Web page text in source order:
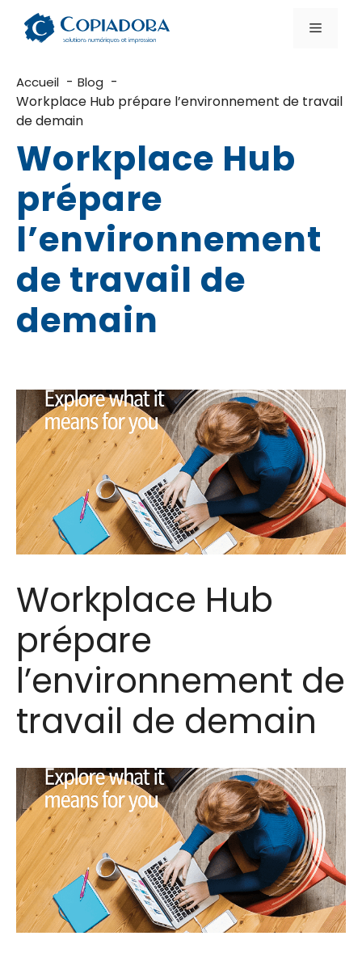
contenu
Menu
Accueil Blog
Workplace Hub prépare l’environnement de travail
de demain
Workplace Hub
prépare
l’environnement
de travail de
demain
Workplace Hub
prépare
l’environnement de
travail de demain